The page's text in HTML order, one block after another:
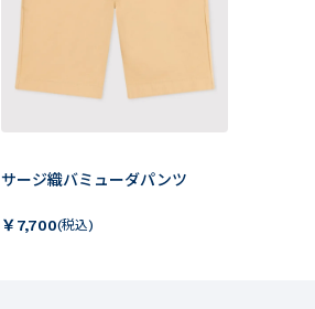
サージ織バミューダパンツ
￥7,700(税込)